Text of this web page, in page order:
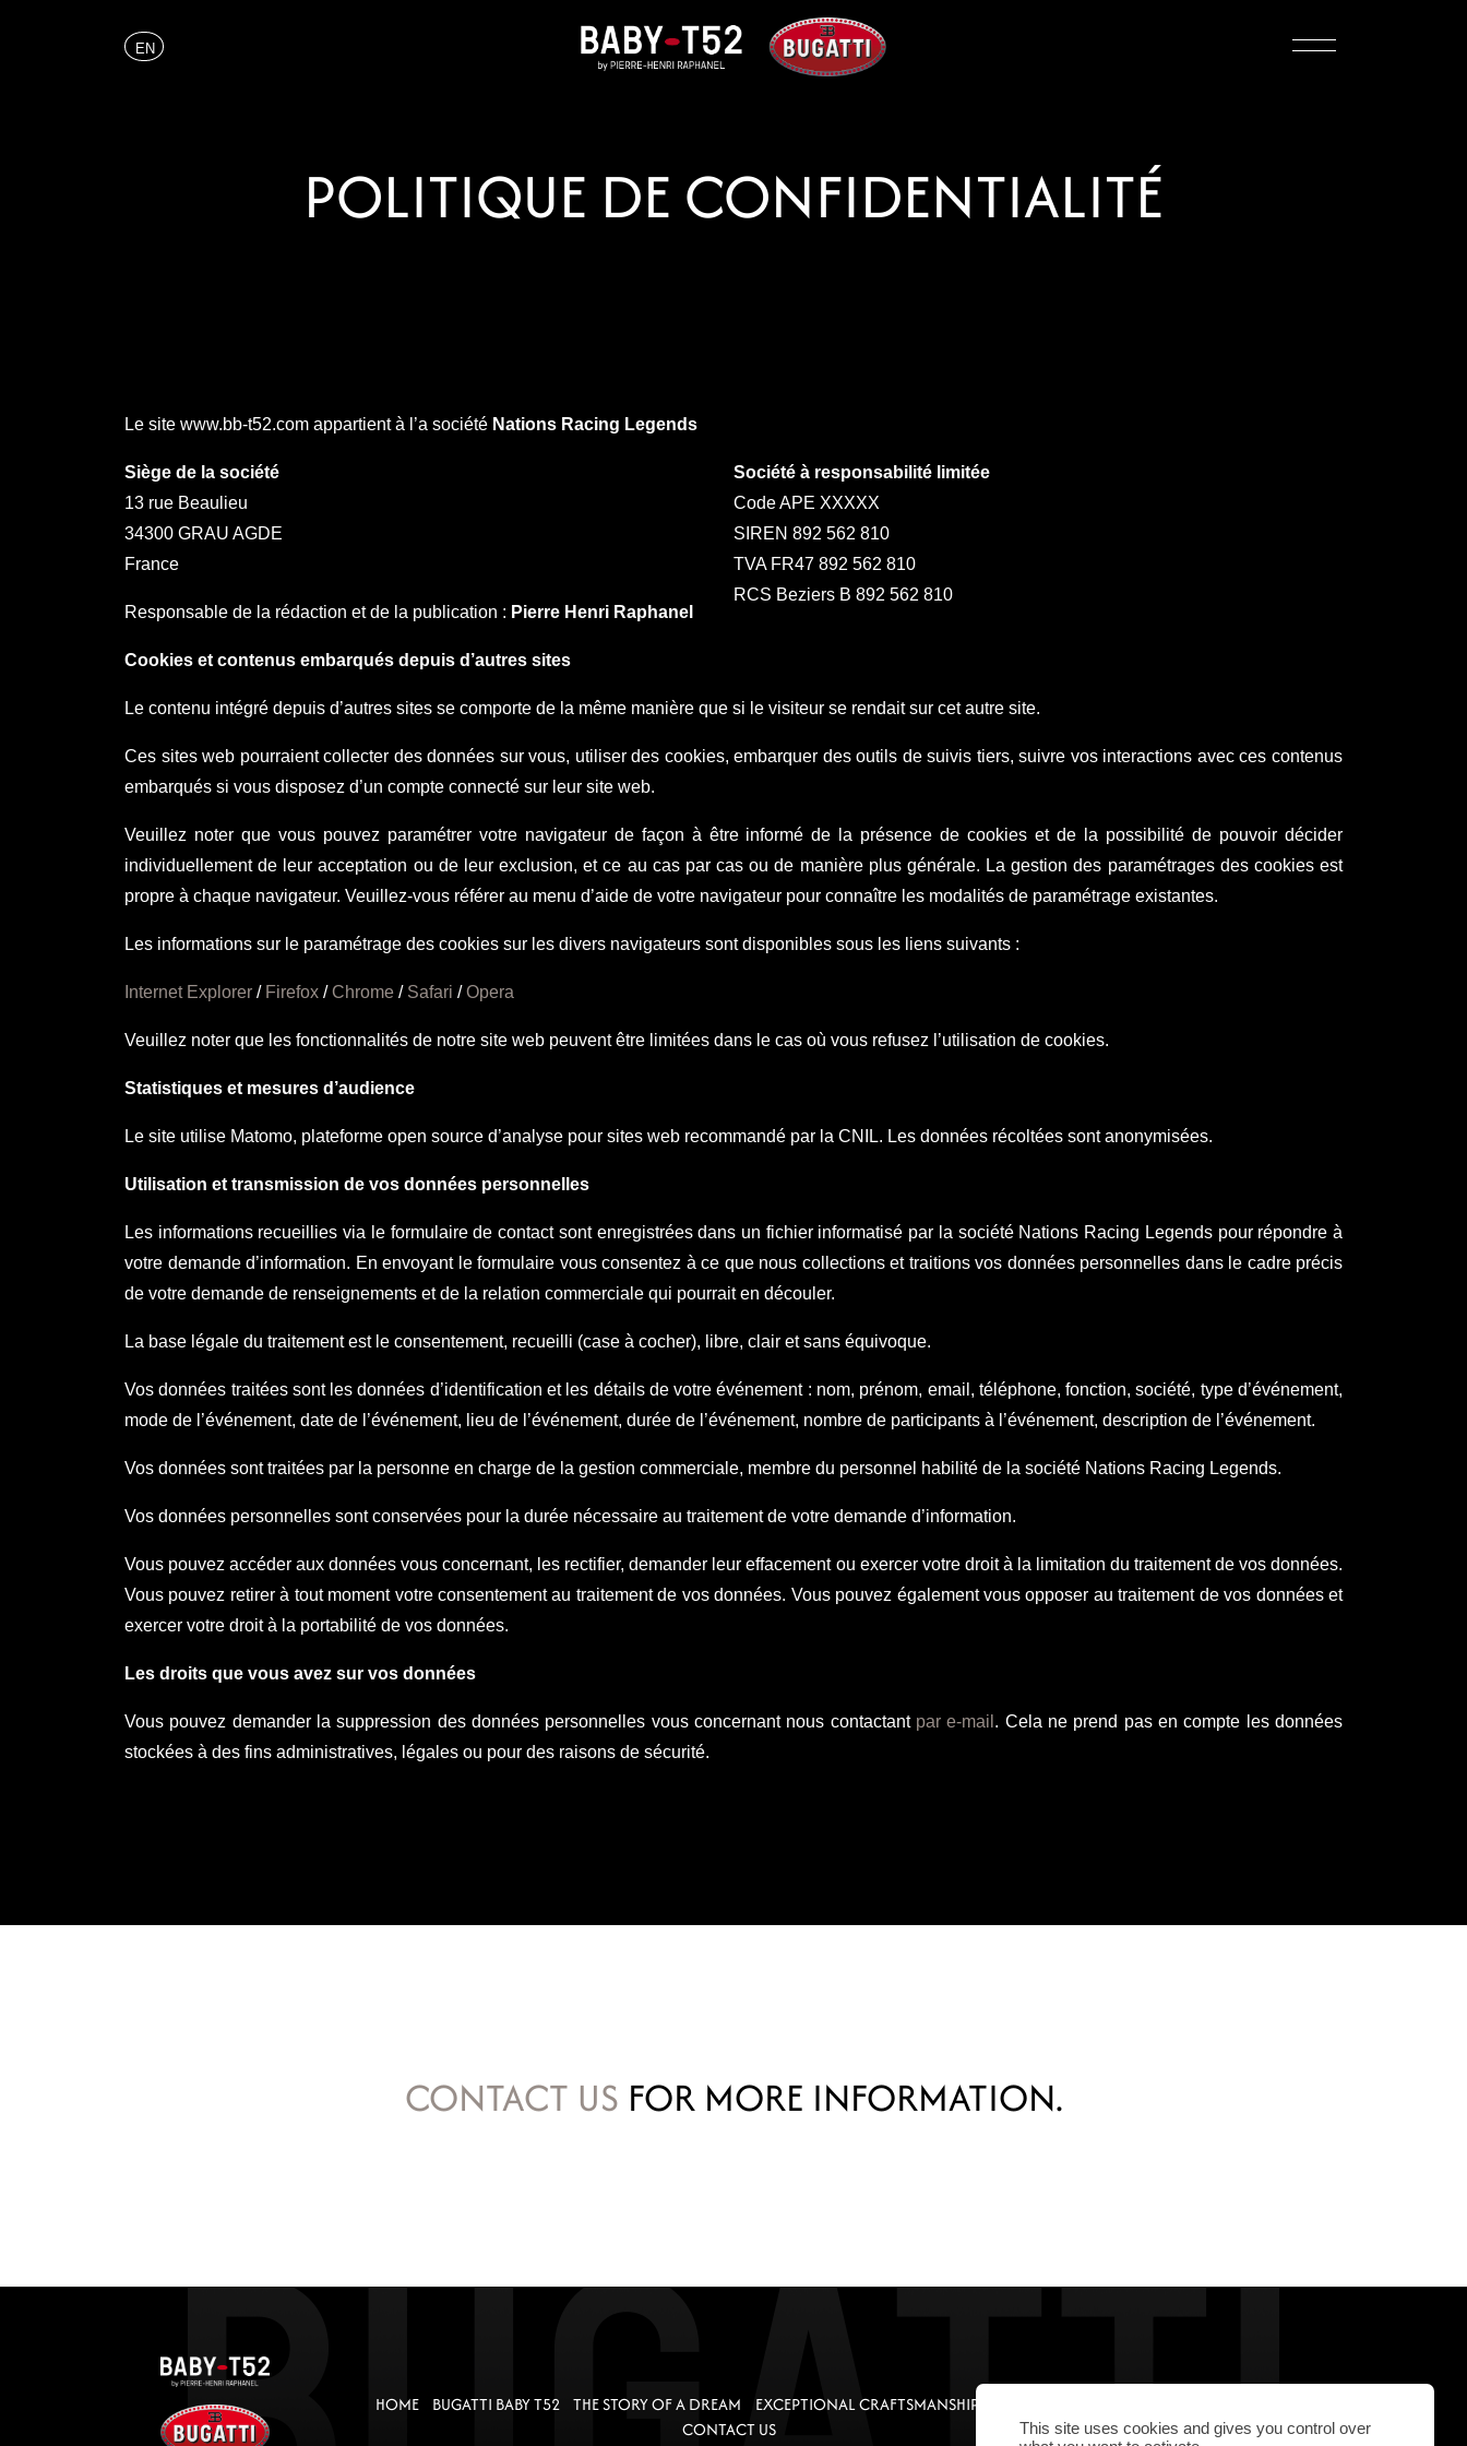
EN
POLITIQUE DE CONFIDENTIALITÉ
Le site www.bb-t52.com appartient à l’a société Nations Racing Legends
Siège de la société
13 rue Beaulieu
34300 GRAU AGDE
France
Responsable de la rédaction et de la publication : Pierre Henri Raphanel
Société à responsabilité limitée
Code APE XXXXX
SIREN 892 562 810
TVA FR47 892 562 810
RCS Beziers B 892 562 810
Cookies et contenus embarqués depuis d’autres sites
Le contenu intégré depuis d’autres sites se comporte de la même manière que si le visiteur se rendait sur cet autre site.
Ces sites web pourraient collecter des données sur vous, utiliser des cookies, embarquer des outils de suivis tiers, suivre vos interactions avec ces contenus
embarqués si vous disposez d’un compte connecté sur leur site web.
Veuillez noter que vous pouvez paramétrer votre navigateur de façon à être informé de la présence de cookies et de la possibilité de pouvoir décider
individuellement de leur acceptation ou de leur exclusion, et ce au cas par cas ou de manière plus générale. La gestion des paramétrages des cookies est
propre à chaque navigateur. Veuillez-vous référer au menu d’aide de votre navigateur pour connaître les modalités de paramétrage existantes.
Les informations sur le paramétrage des cookies sur les divers navigateurs sont disponibles sous les liens suivants :
Internet Explorer / Firefox /Chrome / Safari /Opera
Veuillez noter que les fonctionnalités de notre site web peuvent être limitées dans le cas où vous refusez l’utilisation de cookies.
Statistiques et mesures d’audience
Le site utilise Matomo, plateforme open source d’analyse pour sites web recommandé par la CNIL. Les données récoltées sont anonymisées.
Utilisation et transmission de vos données personnelles
Les informations recueillies via le formulaire de contact sont enregistrées dans un fichier informatisé par la société Nations Racing Legends pour répondre à
votre demande d’information. En envoyant le formulaire vous consentez à ce que nous collections et traitions vos données personnelles dans le cadre précis
de votre demande de renseignements et de la relation commerciale qui pourrait en découler.
La base légale du traitement est le consentement, recueilli (case à cocher), libre, clair et sans équivoque.
Vos données traitées sont les données d’identification et les détails de votre événement : nom, prénom, email, téléphone, fonction, société, type d’événement,
mode de l’événement, date de l’événement, lieu de l’événement, durée de l’événement, nombre de participants à l’événement, description de l’événement.
Vos données sont traitées par la personne en charge de la gestion commerciale, membre du personnel habilité de la société Nations Racing Legends.
Vos données personnelles sont conservées pour la durée nécessaire au traitement de votre demande d’information.
Vous pouvez accéder aux données vous concernant, les rectifier, demander leur effacement ou exercer votre droit à la limitation du traitement de vos données.
Vous pouvez retirer à tout moment votre consentement au traitement de vos données. Vous pouvez également vous opposer au traitement de vos données et
exercer votre droit à la portabilité de vos données.
Les droits que vous avez sur vos données
Vous pouvez demander la suppression des données personnelles vous concernant nous contactant par e-mail . Cela ne prend pas en compte les données
stockées à des fins administratives, légales ou pour des raisons de sécurité.
CONTACT US FOR MORE INFORMATION.
HOME BUGATTI BABY T52 THE STORY OF A DREAM EXCEPTIONAL CRAFTSMANSHIP
CONTACT US
This site uses cookies and gives you control over